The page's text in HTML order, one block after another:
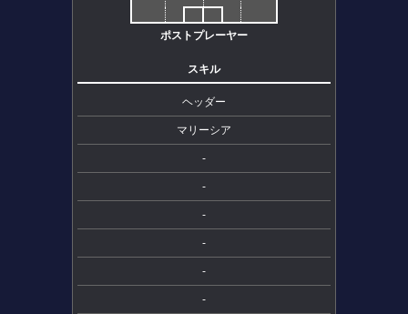
ポストプレーヤー
スキル
ヘッダー
マリーシア
-
-
-
-
-
-